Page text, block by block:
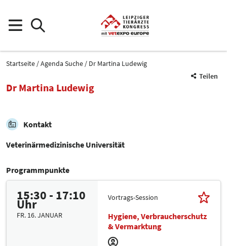
Startseite Agenda Suche
Dr Martina Ludewig
Teilen
Dr Martina Ludewig
Kontakt
Veterinärmedizinische Universität
Programmpunkte
15:30 - 17:10
Uhr
FR. 16. JANUAR
Vortrags-Session
Hygiene, Verbraucherschutz
& Vermarktung